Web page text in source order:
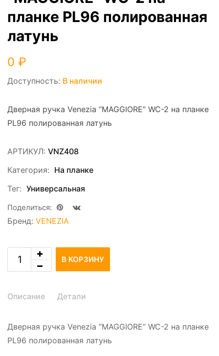
планке PL96 полированная
латунь
0 ₽
Доступность: В наличии
Дверная ручка Venezia “MAGGIORE” WC-2 на планке
PL96 полированная латунь
АРТИКУЛ: VNZ408
Категория: На планке
Тег: Универсальная
Поделиться:
Бренд: VENEZIA
В КОРЗИНУ
Описание Детали
Дверная ручка Venezia “MAGGIORE” WC-2 на планке
PL96 полированная латунь